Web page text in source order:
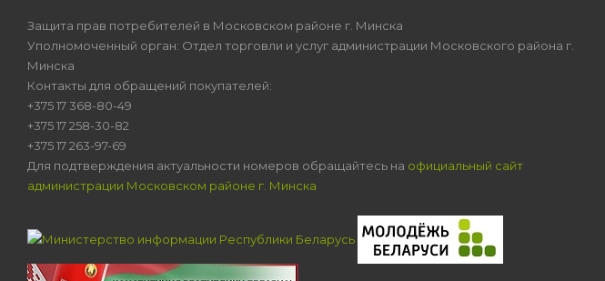
Защита прав потребителей в Московском районе г. Минска
Уполномоченный орган: Отдел торговли и услуг администрации Московского района г.
Минска
Контакты для обращений покупателей:
+375 17 368-80-49
+375 17 258-30-82
+375 17 263-97-69
Для подтверждения актуальности номеров обращайтесь на официальный сайт
администрации Московском районе г. Минска